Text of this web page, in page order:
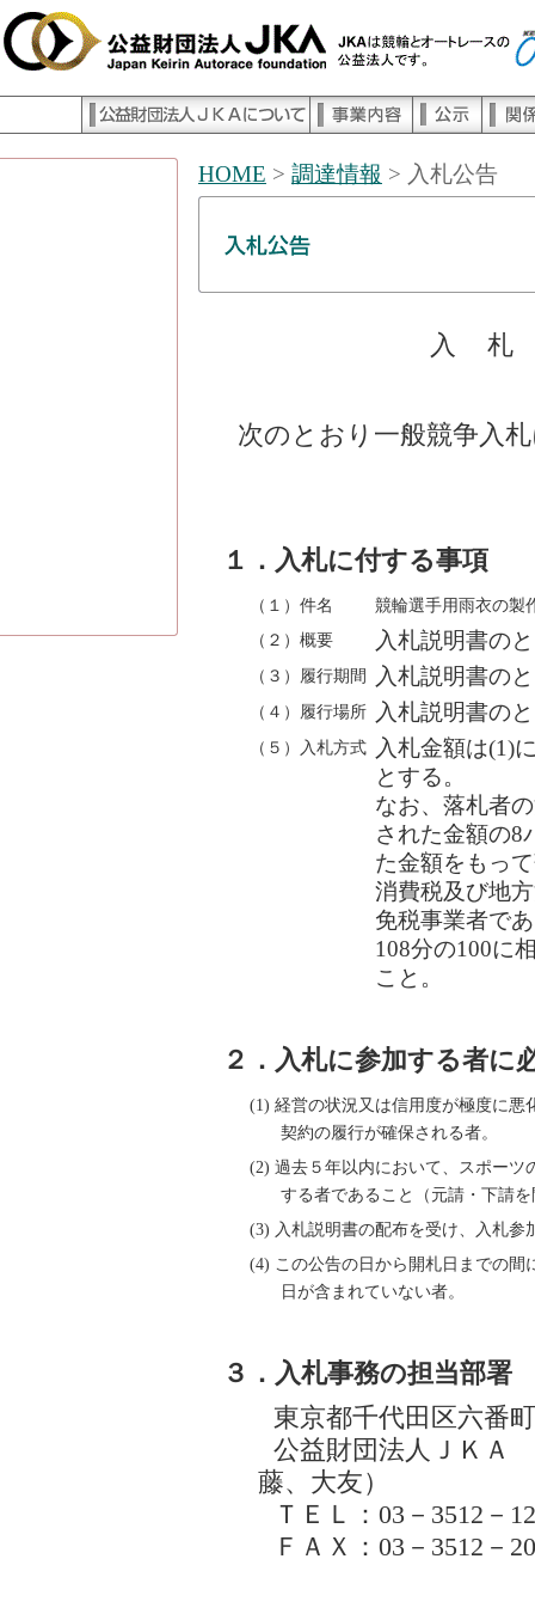
HOME > 調達情報 > 入札公告
入
次のとおり一般競争入
１．入札に付する事項
（１）件名
競輪選手用雨衣の製
（２）概要
入札説明書の
（３）履行期間 入札説明書の
（４）履行場所 入札説明書の
（５）入札方式
入札金額は(1)
とする。
なお、落札者
された金額の8
た金額をもっ
消費税及び地
免税事業者で
108分の100に
こと。
２．入札に参加する者に
(1) 経営の状況又は信用度が極度に悪
契約の履行が確保される者。
(2) 過去５年以内において、スポーツ
する者であること（元請・下請
(3) 入札説明書の配布を受け、入札参
(4) この公告の日から開札日までの間
日が含まれていない者。
３．入札事務の担当部署
東京都千代田区六番
公益財団法人ＪＫＡ
藤、大友）
ＴＥＬ：03－3512－
ＦＡＸ：03－3512－